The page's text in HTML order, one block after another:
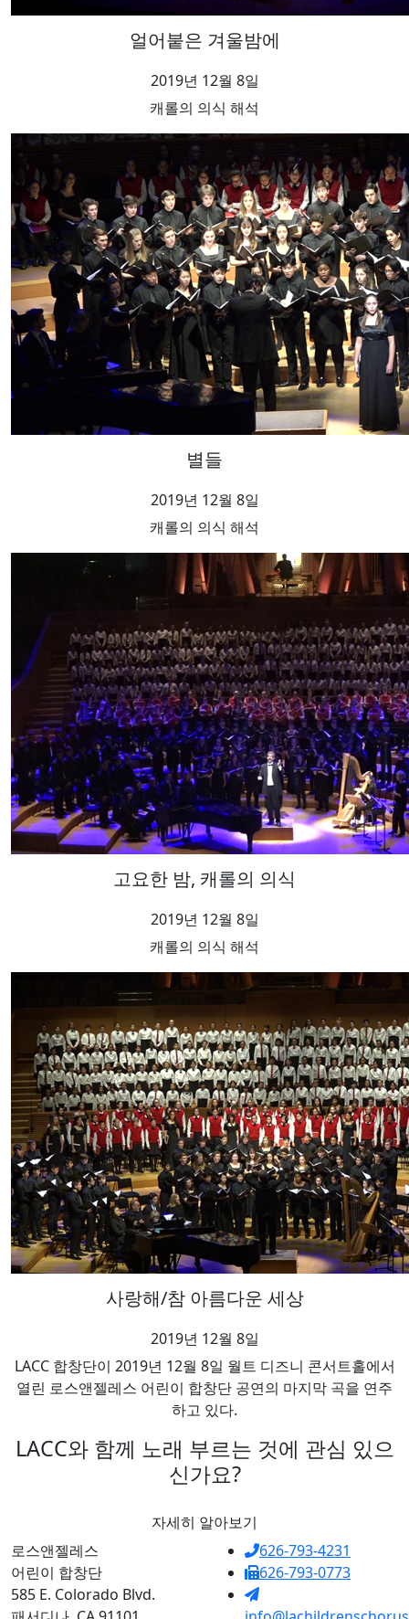
얼어붙은 겨울밤에
2019년 12월 8일
캐롤의 의식 해석
별들
2019년 12월 8일
캐롤의 의식 해석
고요한 밤, 캐롤의 의식
2019년 12월 8일
캐롤의 의식 해석
사랑해/참 아름다운 세상
2019년 12월 8일
LACC 합창단이 2019년 12월 8일 월트 디즈니 콘서트홀에서
열린 로스앤젤레스 어린이 합창단 공연의 마지막 곡을 연주
하고 있다.
LACC와 함께 노래 부르는 것에 관심 있으
신가요?
자세히 알아보기
로스앤젤레스
어린이 합창단
585 E. Colorado Blvd.
626-793-4231
626-793-0773